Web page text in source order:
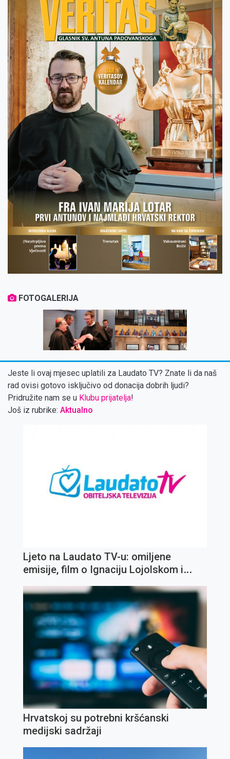
FOTOGALERIJA
Jeste li ovaj mjesec uplatili za Laudato TV? Znate li da naš
rad ovisi gotovo isključivo od donacija dobrih ljudi?
Pridružite nam se u Klubu prijatelja!
Još iz rubrike: Aktualno
Ljeto na Laudato TV-u: omiljene
emisije, film o Ignaciju Lojolskom i
Hrvatskoj su potrebni kršćanski
medijski sadržaji